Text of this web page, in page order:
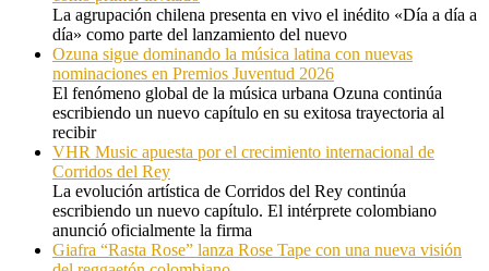
La agrupación chilena presenta en vivo el inédito «Día a día a
día» como parte del lanzamiento del nuevo
Ozuna sigue dominando la música latina con nuevas
nominaciones en Premios Juventud 2026
El fenómeno global de la música urbana Ozuna continúa
escribiendo un nuevo capítulo en su exitosa trayectoria al
recibir
VHR Music apuesta por el crecimiento internacional de
Corridos del Rey
La evolución artística de Corridos del Rey continúa
escribiendo un nuevo capítulo. El intérprete colombiano
anunció oficialmente la firma
Giafra “Rasta Rose” lanza Rose Tape con una nueva visión